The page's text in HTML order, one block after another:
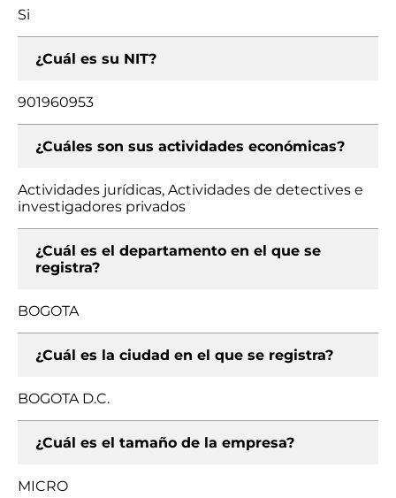
Si
¿Cuál es su NIT?
901960953
¿Cuáles son sus actividades económicas?
Actividades jurídicas, Actividades de detectives e
investigadores privados
¿Cuál es el departamento en el que se
registra?
BOGOTA
¿Cuál es la ciudad en el que se registra?
BOGOTA D.C.
¿Cuál es el tamaño de la empresa?
MICRO